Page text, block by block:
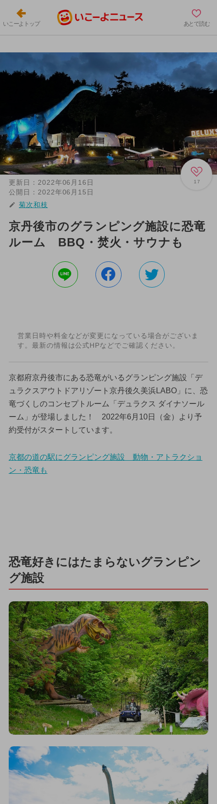
いこーよトップ あとで読む
17
更新日： 2022年06月16日
公開日： 2022年06月15日
菊次和枝
京丹後市のグランピング施設に恐竜
ルーム BBQ・焚火・サウナも
営業日時や料金などが変更になっている場合がございま
す。最新の情報は公式HPなどでご確認ください。
京都府京丹後市にある恐竜がいるグランピング施設「デ
ュラクスアウトドアリゾート京丹後久美浜LABO」に、恐
竜づくしのコンセプトルーム「デュラクス ダイナソール
ーム」が登場しました！ 2022年6月10日（金）より予
約受付がスタートしています。
京都の道の駅にグランピング施設 動物・アトラクショ
ン・恐竜も
恐竜好きにはたまらないグランピン
グ施設